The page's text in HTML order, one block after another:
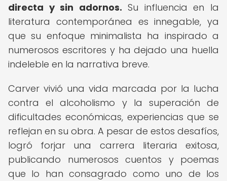
directa y sin adornos. Su influencia en la
literatura contemporánea es innegable, ya
que su enfoque minimalista ha inspirado a
numerosos escritores y ha dejado una huella
indeleble en la narrativa breve.
Carver vivió una vida marcada por la lucha
contra el alcoholismo y la superación de
dificultades económicas, experiencias que se
reflejan en su obra. A pesar de estos desafíos,
logró forjar una carrera literaria exitosa,
publicando numerosos cuentos y poemas
que lo han consagrado como uno de los